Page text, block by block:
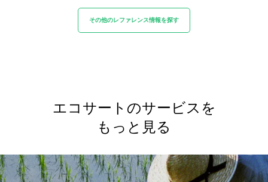
品質とフードセーフティ（日本未導入）
企業の社会的責任: CSR（日本未導入）
ンの分析と、社会・環境パフォーマンス指標
(KPI)の評価とモニタリングに最適な戦略の定
義 *持続可能な生産と価値の分配方法に向け
毎年39の業績指標評価。10のマルチパーテ
ィ契約の署名に関する支援
その他のレファレンス情報を探す
エコサートのサービスを
もっと見る